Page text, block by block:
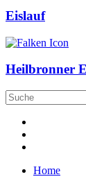
Eislauf
Heilbronner
Home